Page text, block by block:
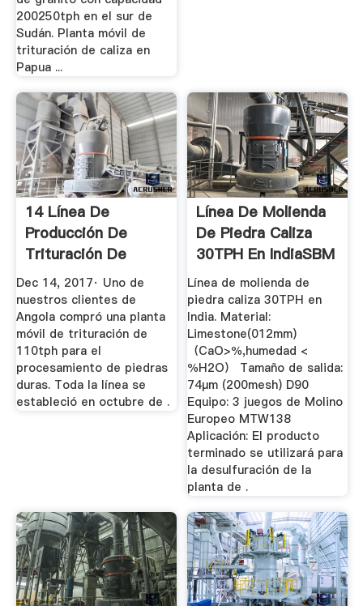
200250tph en el sur de
Sudán. Planta móvil de
trituración de caliza en
Papua ...
14 Línea De
Producción De
Trituración De
Piedra Caliza ...
Dec 14, 2017· Uno de
nuestros clientes de
Angola compró una planta
móvil de trituración de
110tph para el
procesamiento de piedras
duras. Toda la línea se
estableció en octubre de .
Línea De Molienda
De Piedra Caliza
30TPH En IndiaSBM
...
Línea de molienda de
piedra caliza 30TPH en
India. Material:
Limestone(012mm)
（CaO>％,humedad <
％H2O） Tamaño de salida:
74μm (200mesh) D90
Equipo: 3 juegos de Molino
Europeo MTW138
Aplicación: El producto
terminado se utilizará para
la desulfuración de la
planta de .